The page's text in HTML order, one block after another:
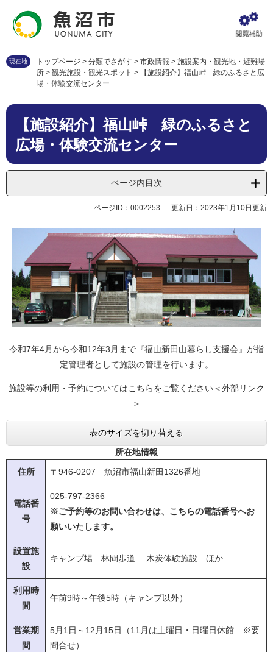
先
。
を
て
現在地 トップページ > 分類でさがす > 市政情報 > 施設案内・観光地・避難場
所 > 観光施設・観光スポット >
【施設紹介】福山峠 緑のふるさと広
場・体験交流センター
本
【施設紹介】福山峠 緑のふるさと
広場・体験交流センター
ページ内目次
ページID：0002253 更新日：2023年1月10日更新
令和7年4月から令和12年3月まで『福山新田山暮らし支援会』が指
定管理者として施設の管理を行います。
施設等の利用・予約についてはこちらをご覧ください＜外部リンク
＞
表のサイズを切り替える
所在地情報
住所
〒946-0207 魚沼市福山新田1326番地
電話番
号
025-797-2366
※ご予約等のお問い合わせは、こちらの電話番号へお
願いいたします。
設置施
設
キャンプ場 林間歩道 木炭体験施設 ほか
利用時
間
午前9時～午後5時（キャンプ以外）
営業期
間
5月1日～12月15日（11月は土曜日・日曜日休館 ※要
問合せ）